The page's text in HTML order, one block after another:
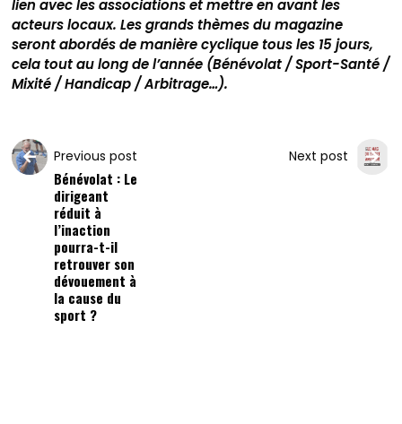
lien avec les associations et mettre en avant les
acteurs locaux. Les grands thèmes du magazine
seront abordés de manière cyclique tous les 15 jours,
cela tout au long de l’année (Bénévolat / Sport-Santé /
Mixité / Handicap / Arbitrage…).
Previous post
Bénévolat : Le
dirigeant
réduit à
l’inaction
pourra-t-il
retrouver son
dévouement à
la cause du
sport ?
Next post